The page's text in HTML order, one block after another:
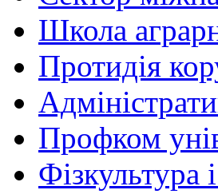
Школа
Протидія
Профком
Фізкультура